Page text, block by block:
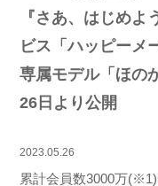
『さあ、はじめ
ビス「ハッピーメ
専属モデル「ほの
26日より公開
2023.05.26
累計会員数3000万